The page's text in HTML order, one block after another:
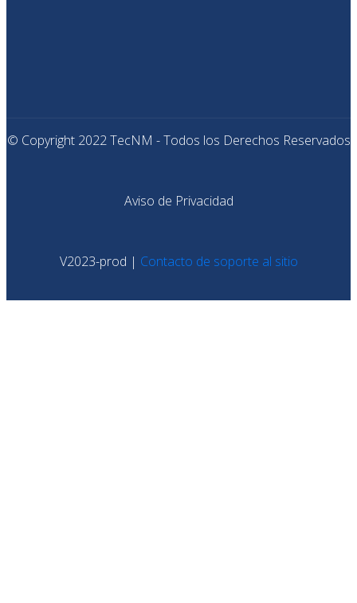
© Copyright 2022 TecNM - Todos los Derechos Reservados
Aviso de Privacidad
V2023-prod | Contacto de soporte al sitio